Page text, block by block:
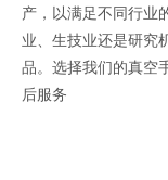
产，以满足不同行业
业、生技业还是研究
品。选择我们的真空
后服务